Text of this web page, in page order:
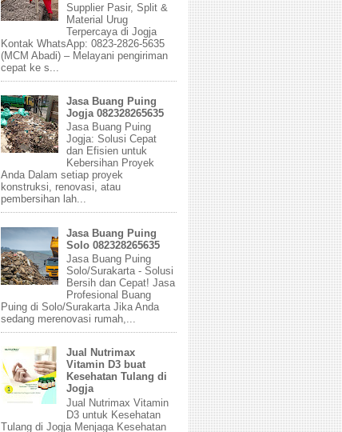
Supplier Pasir, Split &
Material Urug
Terpercaya di Jogja
Kontak WhatsApp: 0823-2826-5635
(MCM Abadi) – Melayani pengiriman
cepat ke s...
Jasa Buang Puing
Jogja 082328265635
Jasa Buang Puing
Jogja: Solusi Cepat
dan Efisien untuk
Kebersihan Proyek
Anda Dalam setiap proyek
konstruksi, renovasi, atau
pembersihan lah...
Jasa Buang Puing
Solo 082328265635
Jasa Buang Puing
Solo/Surakarta - Solusi
Bersih dan Cepat! Jasa
Profesional Buang
Puing di Solo/Surakarta Jika Anda
sedang merenovasi rumah,...
Jual Nutrimax
Vitamin D3 buat
Kesehatan Tulang di
Jogja
Jual Nutrimax Vitamin
D3 untuk Kesehatan
Tulang di Jogja Menjaga Kesehatan